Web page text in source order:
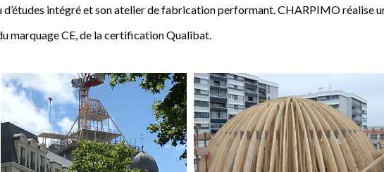
intégré et son atelier de fabrication performant. CHARPIMO réalise
marquage CE, de la certification Qualibat.